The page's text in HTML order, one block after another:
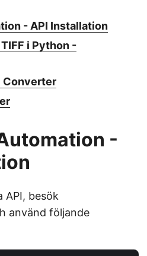
- API Installation
i Python -
Converter
-
API, besök
använd följande